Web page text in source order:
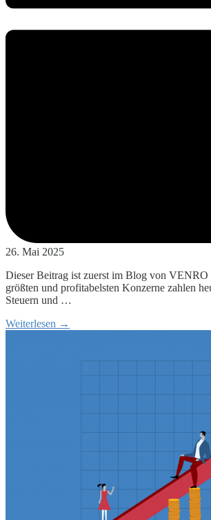
26. Mai 2025
Dieser Beitrag ist zuerst im Blog von VENRO
größten und profitabelsten Konzerne zahlen
Steuern und …
Weiterlesen →